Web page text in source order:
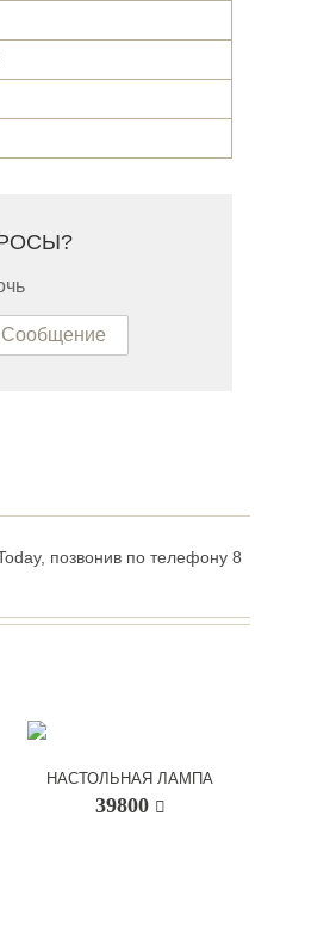
Сообщение
позвонив по телефону 8
НАСТОЛЬНАЯ ЛАМПА
39800